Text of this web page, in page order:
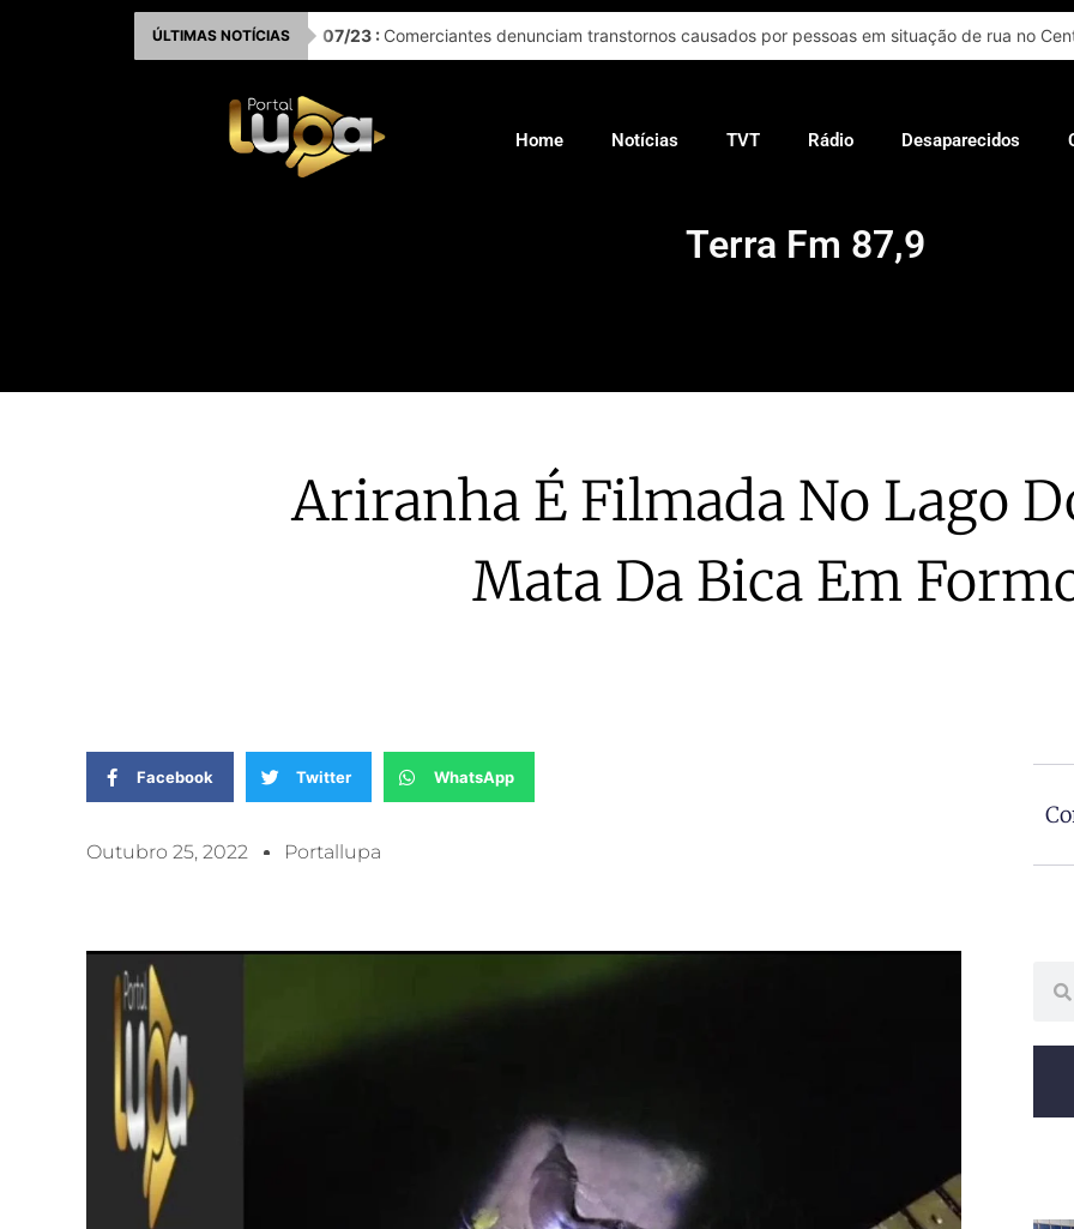
ÚLTIMAS NOTÍCIAS 07/23 : Comerciantes denunciam transtornos causados por pessoas em situação de rua no
Home Notícias TVT Rádio Desaparecidos
Terra Fm 87,9
Ariranha É Filmada No Lago
Mata Da Bica Em
Facebook Twitter WhatsApp
Outubro 25, 2022 Portallupa